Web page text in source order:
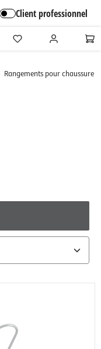
Client professionnel
Rangements pour chaussures